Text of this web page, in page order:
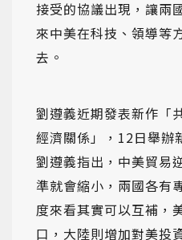
接受的協議出現，讓兩
來中美在科技、領導等
去。
劉遵義近期發表新作「
經濟關係」，12日舉辦
劉遵義指出，中美貿易
準就會縮小，兩國各有
度來看其實可以互補，
口，大陸則增加對美投